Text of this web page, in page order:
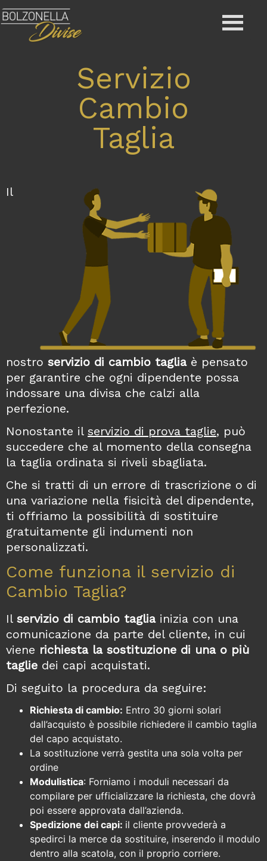
Servizio
Cambio
Taglia
Il
nostro servizio di cambio tagliaè pensato
per garantire che ogni dipendente possa
indossare una divisa che calzi alla
perfezione.
Nonostante il servizio di prova taglie, può
succedere che al momento della consegna
la taglia ordinata si riveli sbagliata.
Che si tratti di un errore di trascrizione o di
una variazione nella fisicità del dipendente,
ti offriamo la possibilità di sostituire
gratuitamente gli indumenti non
personalizzati.
Come funziona il servizio di
Cambio Taglia?
Il servizio di cambio tagliainizia con una
comunicazione da parte del cliente, in cui
viene richiesta la sostituzione di una o più
taglie dei capi acquistati.
Di seguito la procedura da seguire:
Richiesta di cambio: Entro 30 giorni solari
dall’acquisto è possibile richiedere il cambio taglia
del capo acquistato.
La sostituzione verrà gestita una sola volta per
ordine
Modulistica: Forniamo i moduli necessari da
compilare per ufficializzare la richiesta, che dovrà
poi essere approvata dall’azienda.
Spedizione dei capi: il cliente provvederà a
spedirci la merce da sostituire, inserendo il modulo
dentro alla scatola, con il proprio corriere.